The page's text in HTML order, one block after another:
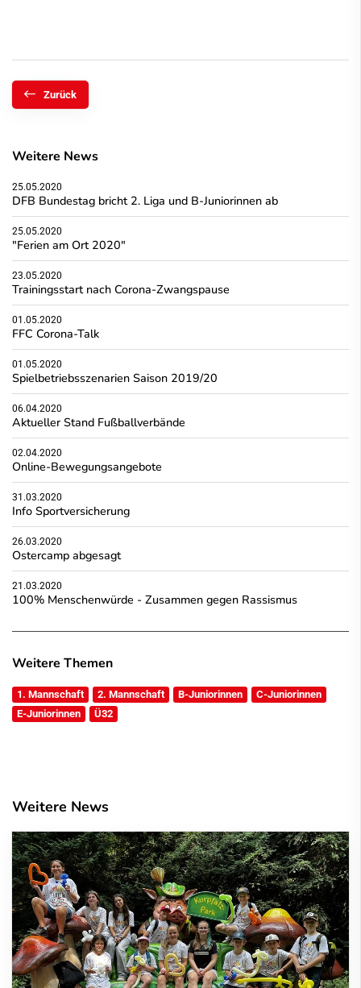
Zurück
Weitere News
25.05.2020
DFB Bundestag bricht 2. Liga und B-Juniorinnen ab
25.05.2020
"Ferien am Ort 2020"
23.05.2020
Trainingsstart nach Corona-Zwangspause
01.05.2020
FFC Corona-Talk
01.05.2020
Spielbetriebsszenarien Saison 2019/20
06.04.2020
Aktueller Stand Fußballverbände
02.04.2020
Online-Bewegungsangebote
31.03.2020
Info Sportversicherung
26.03.2020
Ostercamp abgesagt
21.03.2020
100% Menschenwürde - Zusammen gegen Rassismus
Weitere Themen
1. Mannschaft 2. Mannschaft B-Juniorinnen
C-Juniorinnen
E-Juniorinnen
Ü32
Weitere News